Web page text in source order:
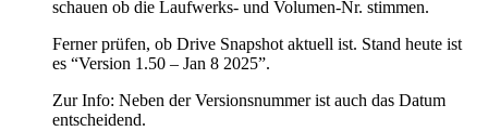
schauen ob die Laufwerks- und Volumen-Nr. stimmen.
Ferner prüfen, ob Drive Snapshot aktuell ist. Stand heute ist
es “Version 1.50 – Jan 8 2025”.
Zur Info: Neben der Versionsnummer ist auch das Datum
entscheidend.